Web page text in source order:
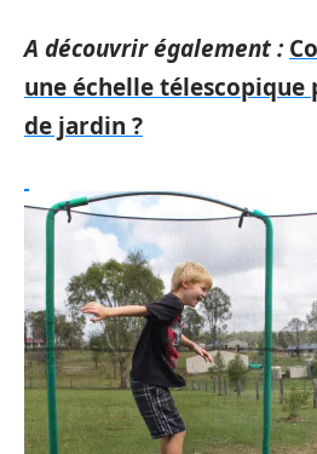
A découvrir également :
une échelle télescopique
de jardin ?